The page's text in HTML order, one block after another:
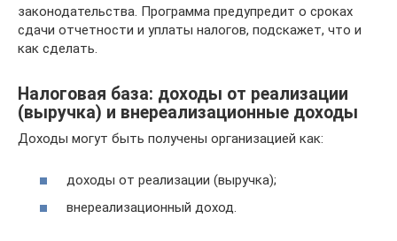
законодательства. Программа предупредит о сроках
сдачи отчетности и уплаты налогов, подскажет, что и
как сделать.
Налоговая база: доходы от реализации
(выручка) и внереализационные доходы
Доходы могут быть получены организацией как:
доходы от реализации (выручка);
внереализационный доход.